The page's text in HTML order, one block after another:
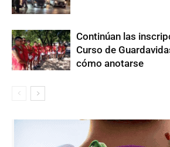
Continúan las
Curso de
cómo anotarse